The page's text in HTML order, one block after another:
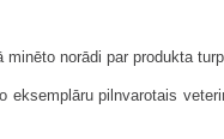
norādi par produkta
eksemplāru pilnvarotais